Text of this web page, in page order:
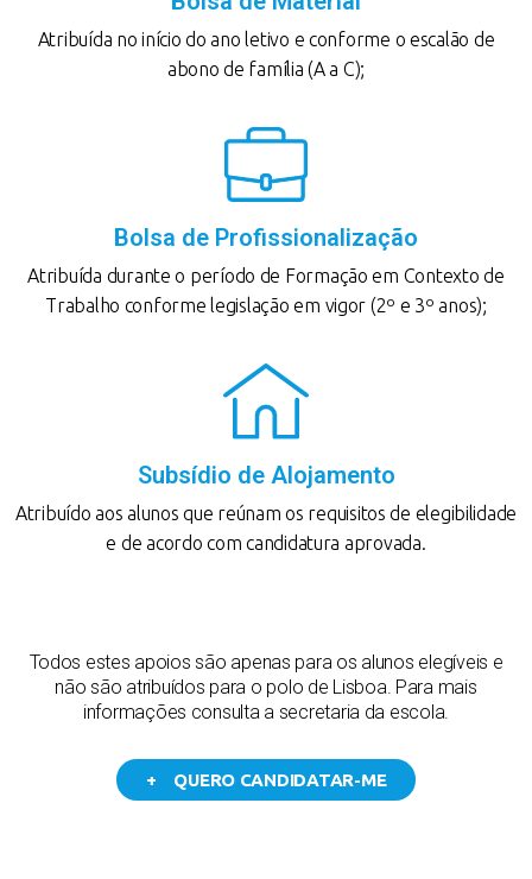
Atribuída no início do ano letivo e conforme o escalão de
abono de família (A a C);
Bolsa de Profissionalização
Atribuída durante o período de Formação em Contexto de
Trabalho conforme legislação em vigor (2º e 3º anos);
Subsídio de Alojamento
Atribuído aos alunos que reúnam os requisitos de elegibilidade
e de acordo com candidatura aprovada.
Todos estes apoios são apenas para os alunos elegíveis e
não são atribuídos para o polo de Lisboa. Para mais
informações consulta a secretaria da escola.
+ QUERO CANDIDATAR-ME